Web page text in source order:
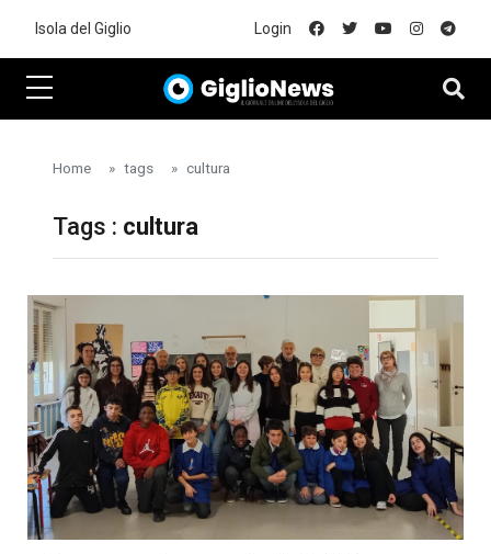
Isola del Giglio Login
Home tags cultura
Tags : cultura